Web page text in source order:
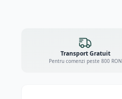
Transport Gratuit
Pentru comenzi peste 800 RON